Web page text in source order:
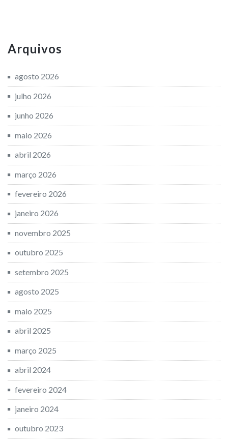
Arquivos
agosto 2026
julho 2026
junho 2026
maio 2026
abril 2026
março 2026
fevereiro 2026
janeiro 2026
novembro 2025
outubro 2025
setembro 2025
agosto 2025
maio 2025
abril 2025
março 2025
abril 2024
fevereiro 2024
janeiro 2024
outubro 2023